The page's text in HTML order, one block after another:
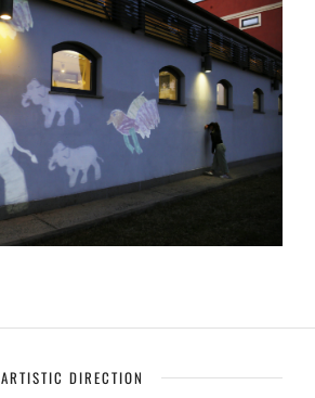
ARTISTIC DIRECTION